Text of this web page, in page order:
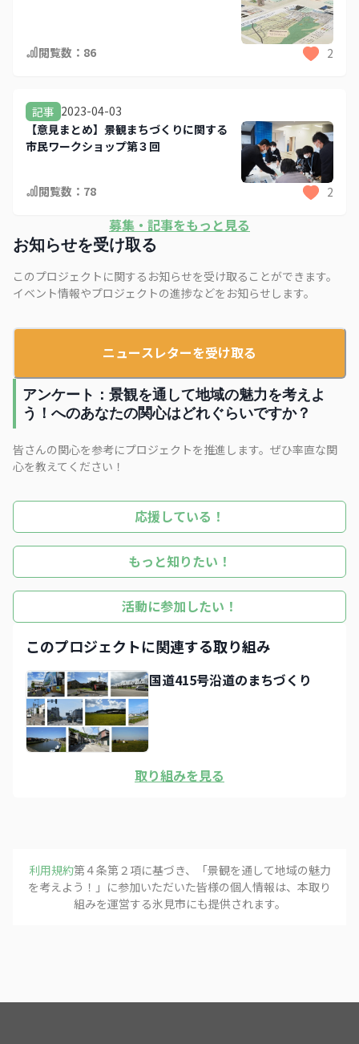
閲覧数： 86 2
記事 2023-04-03
【意見まとめ】景観まちづくりに関する
市民ワークショップ第３回
閲覧数： 78 2
募集・記事をもっと見る
お知らせを受け取る
このプロジェクトに関するお知らせを受け取ることができます。
イベント情報やプロジェクトの進捗などをお知らせします。
ニュースレターを受け取る
アンケート：景観を通して地域の魅力を考えよ
う！へのあなたの関心はどれぐらいですか？
皆さんの関心を参考にプロジェクトを推進します。ぜひ率直な関
心を教えてください！
応援している！
もっと知りたい！
活動に参加したい！
このプロジェクトに関連する取り組み
国道415号沿道のまちづくり
取り組みを見る
フォローする
利用規約第４条第２項に基づき、「景観を通して地域の魅力
を考えよう！ 」に参加いただいた皆様の個人情報は、本取り
組みを運営する氷見市にも提供されます。